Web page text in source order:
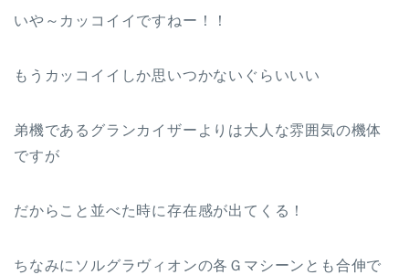
いや～カッコイイですねー！！
もうカッコイイしか思いつかないぐらいいい
弟機であるグランカイザーよりは大人な雰囲気の機体
ですが
だからこと並べた時に存在感が出てくる！
ちなみにソルグラヴィオンの各Ｇマシーンとも合伸で